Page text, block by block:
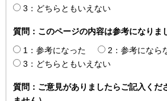
3：どちらともいえない
質問：このページの内容は参考になりま
1：参考になった
2：参考になら
3：どちらともいえない
質問：ご意見がありましたらご記入くだ